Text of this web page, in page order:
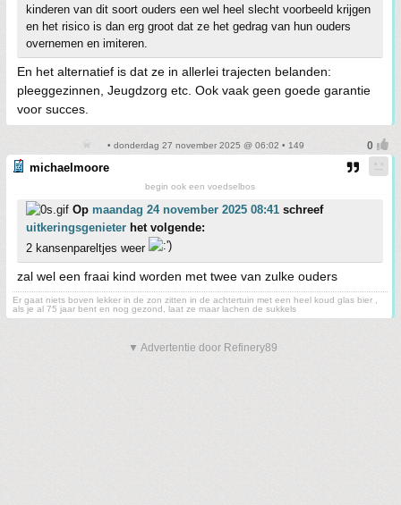
kinderen van dit soort ouders een wel heel slecht voorbeeld krijgen
en het risico is dan erg groot dat ze het gedrag van hun ouders
overnemen en imiteren.
En het alternatief is dat ze in allerlei trajecten belanden:
pleeggezinnen, Jeugdzorg etc. Ook vaak geen goede garantie
voor succes.
• donderdag 27 november 2025 @ 06:02 • 149
michaelmoore
begin ook een voedselbos
Op maandag 24 november 2025 08:41 schreef
uitkeringsgenieter het volgende:
2 kansenpareltjes weer
zal wel een fraai kind worden met twee van zulke ouders
Er gaat niets boven lekker in de zon zitten in de achtertuin met een heel koud glas bier ,
als je al 75 jaar bent en nog gezond, laat ze maar lachen de sukkels
▼ Advertentie door Refinery89